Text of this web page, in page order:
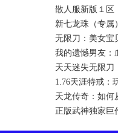
散人服新版１
新七龙珠（专
无限刀：美女
我的遗憾男友
天天迷失无限
1.76天涯特戒：
天龙传奇：如
正版武神独家